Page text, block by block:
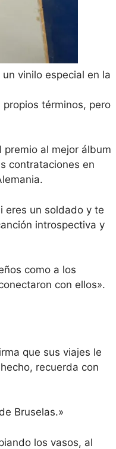
vinilo especial en la
términos, pero
premio al mejor álbum
contrataciones en
eres un soldado y te
introspectiva y
como a los
con ellos».
que sus viajes le
recuerda con
Bruselas.»
los vasos, al